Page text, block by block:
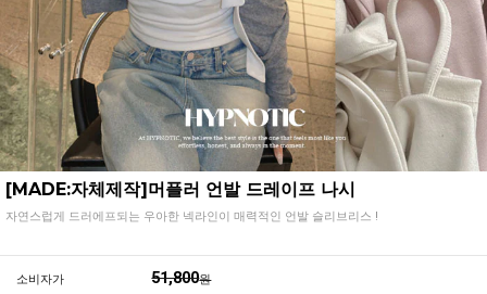
[MADE:자체제작]머플러 언발 드레이프 나시
자연스럽게 드러에프되는 우아한 넥라인이 매력적인 언발 슬리브리스 !
소비자가 51,800원